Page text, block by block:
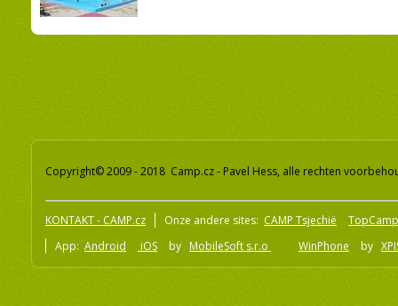
Copyright© 2009 - 2018 Camp.cz - Pavel Hess, alle rechten
KONTAKT - CAMP.cz Onze andere sites: CAMP Tsjechië
App: Android iOS by MobileSoft s.r.o WinPhone by